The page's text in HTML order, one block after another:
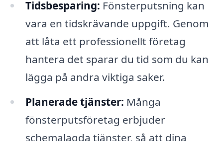
Tidsbesparing: Fönsterputsning kan
vara en tidskrävande uppgift. Genom
att låta ett professionellt företag
hantera det sparar du tid som du kan
lägga på andra viktiga saker.
Planerade tjänster: Många
fönsterputsföretag erbjuder
schemalagda tjänster, så att dina